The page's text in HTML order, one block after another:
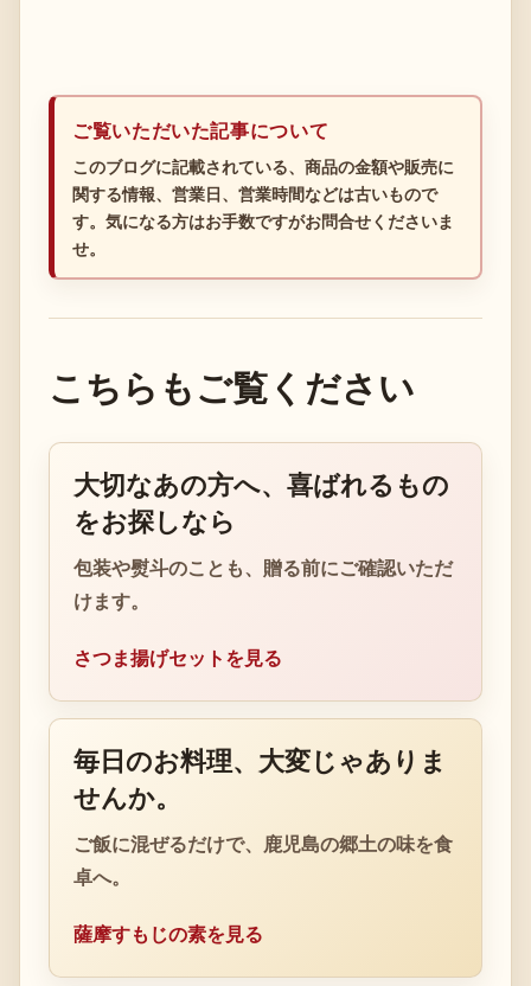
ご覧いただいた記事について
このブログに記載されている、商品の金額や販売に
関する情報、営業日、営業時間などは古いもので
す。気になる方はお手数ですがお問合せくださいま
せ。
こちらもご覧ください
大切なあの方へ、喜ばれるもの
をお探しなら
包装や熨斗のことも、贈る前にご確認いただ
けます。
さつま揚げセットを見る
毎日のお料理、大変じゃありま
せんか。
ご飯に混ぜるだけで、鹿児島の郷土の味を食
卓へ。
薩摩すもじの素を見る